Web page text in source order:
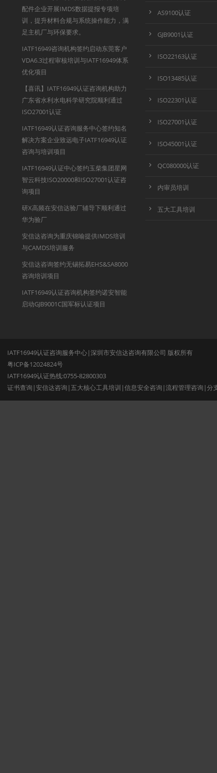
配件企业开展IMDS数据提报专项培
训，提升材料合规与系统操作能力，满
足主机厂与环保要求。
IATF16949咨询机构签约启动东莞客户
VDA6.3过程审核培训与IATF16949体系
优化项目
【喜讯】IATF16949认证咨询机构助力
广东省水利水电科学研究院顺利通过
ISO27001认证
IATF16949认证咨询服务中心签约知名
解决方案企业致远电子IATF16949认证
咨询与培训项目
IATF16949认证中心签约玉柴集团星网
智云科技ISO20000和ISO27001认证咨
询项目
研X高频在安信达验厂辅导下顺利通过
华为验厂
安信达咨询为重庆锦喻提供IMDS培训
与CAMDS培训服务
安信达咨询签约无锡拓易EHS&SA8000
咨询培训项目
IATF16949认证咨询机构签约诺安智能
启动GJB9001C国军标认证项目
AS9100认证
GJB9001认证
ISO22163认证
ISO13485认证
ISO22301认证
ISO27001认证
ISO45001认证
QC080000认证
内审员培训
五大工具培训
IATF16949认证咨询服务中心|深圳市安信达咨询有限公司 版权所有
粤ICP备12024824号
IATF16949认证热线:0755-82800303
证书查询 |安信达咨询 | 五大核心工具培训 |信息安全咨询 |流程管理咨询 |分